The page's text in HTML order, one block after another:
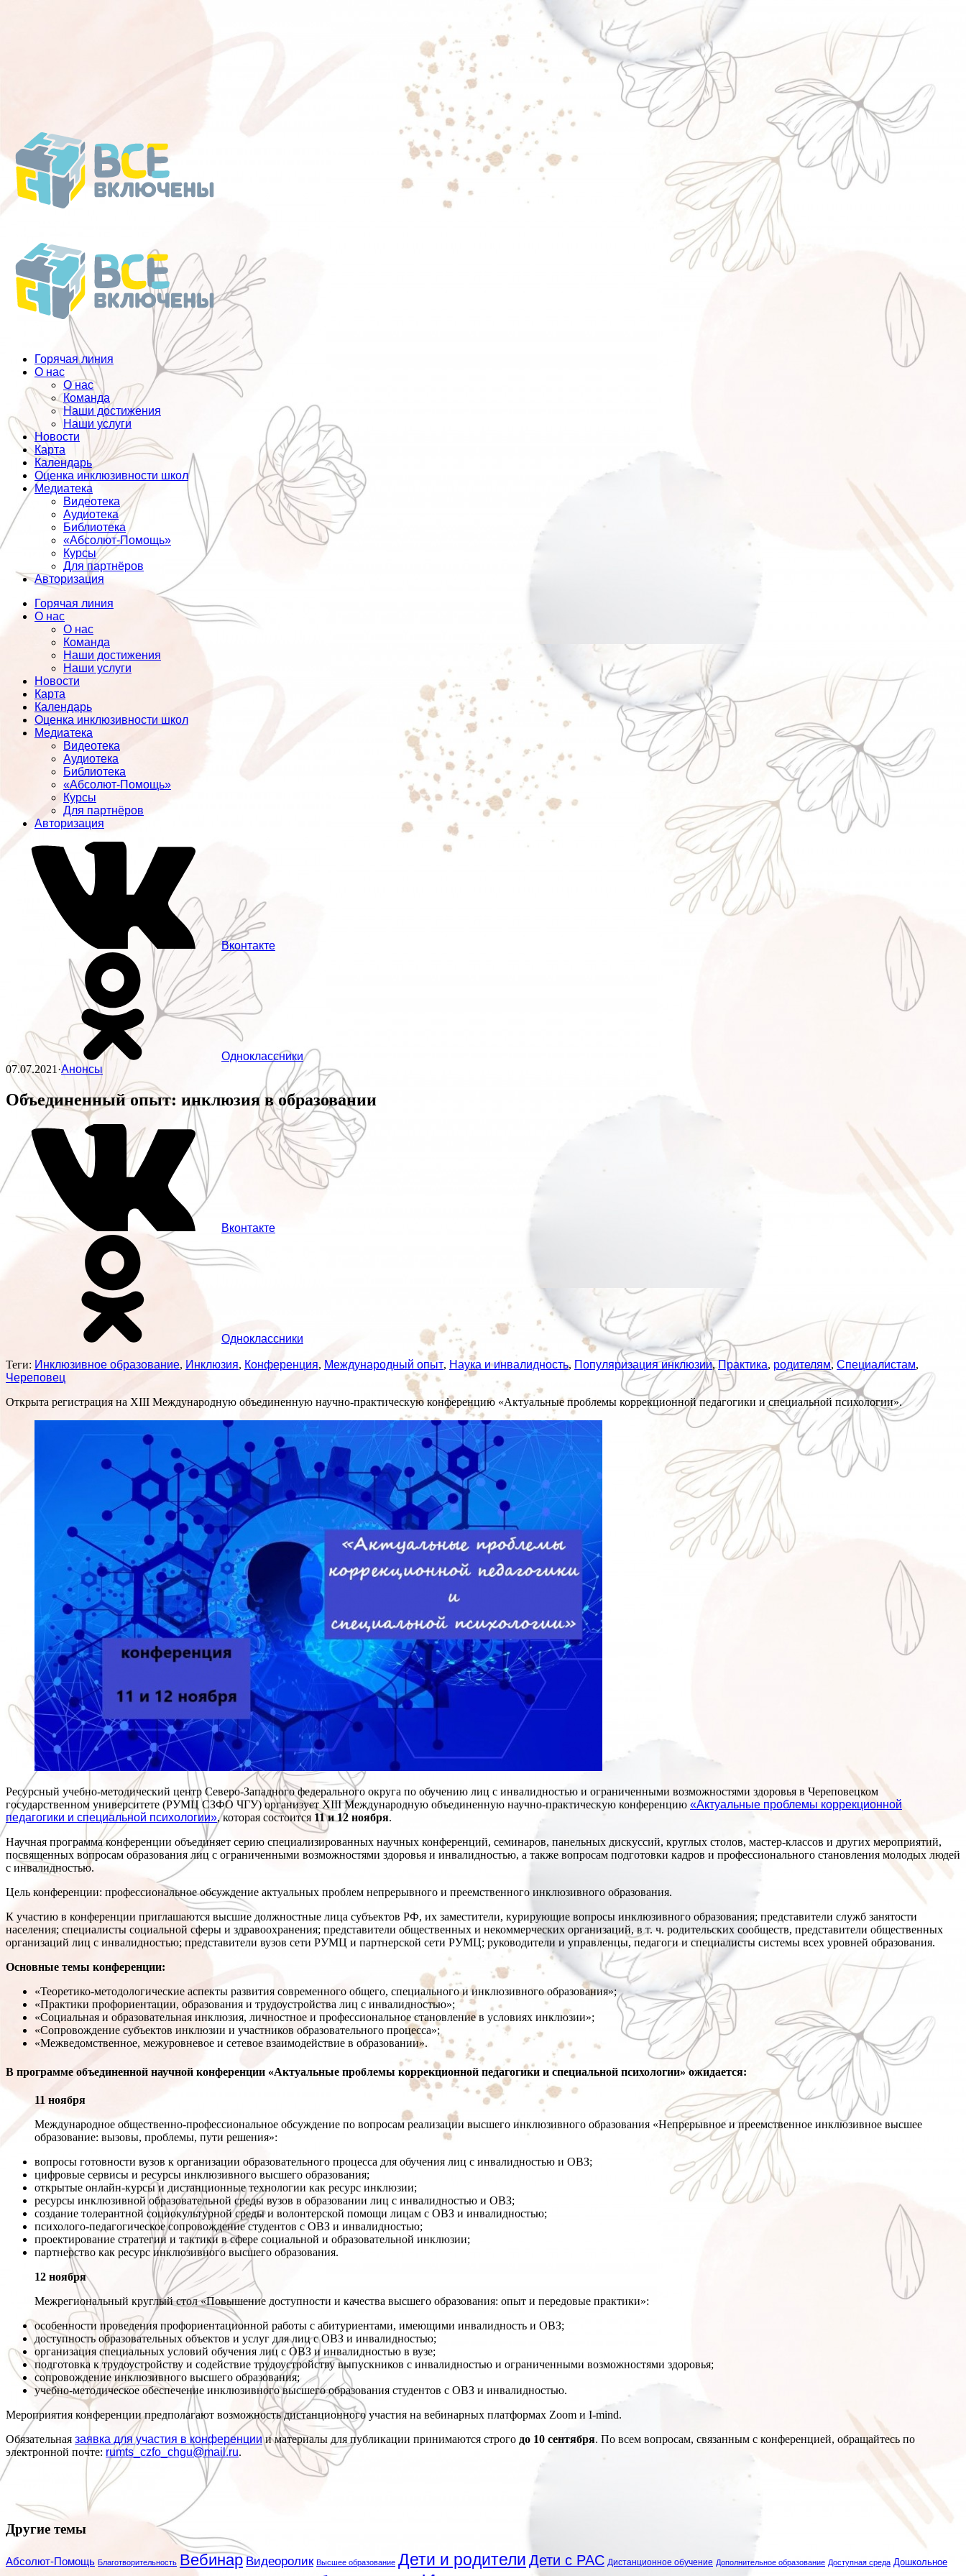
Горячая линия
О нас
О нас
Команда
Наши достижения
Наши услуги
Новости
Карта
Календарь
Оценка инклюзивности школ
Медиатека
Видеотека
Аудиотека
Библиотека
«Абсолют-Помощь»
Курсы
Для партнёров
Авторизация
Горячая линия
О нас
О нас
Команда
Наши достижения
Наши услуги
Новости
Карта
Календарь
Оценка инклюзивности школ
Медиатека
Видеотека
Аудиотека
Библиотека
«Абсолют-Помощь»
Курсы
Для партнёров
Авторизация
Вконтакте
Одноклассники
07.07.2021·Анонсы
Объединенный опыт: инклюзия в образовании
Вконтакте
Одноклассники
Теги: Инклюзивное образование, Инклюзия, Конференция, Международный опыт, Наука и инвалидность, Популяризация инклюзии,Практика, родителям, Специалистам,
Череповец
Открыта регистрация на XIII Международную объединенную научно-практическую конференцию «Актуальные проблемы коррекционной педагогики и специальной психологии».
Ресурсный учебно-методический центр Северо-Западного федерального округа по обучению лиц с инвалидностью и ограниченными возможностями здоровья в Череповецком
государственном университете (РУМЦ СЗФО ЧГУ) организует XIII Международную объединенную научно-практическую конференцию «Актуальные проблемы коррекционной
педагогики и специальной психологии», которая состоится 11 и 12 ноября.
Научная программа конференции объединяет серию специализированных научных конференций, семинаров, панельных дискуссий, круглых столов, мастер-классов и других мероприятий,
посвященных вопросам образования лиц с ограниченными возможностями здоровья и инвалидностью, а также вопросам подготовки кадров и профессионального становления молодых людей
с инвалидностью.
Цель конференции: профессиональное обсуждение актуальных проблем непрерывного и преемственного инклюзивного образования.
К участию в конференции приглашаются высшие должностные лица субъектов РФ, их заместители, курирующие вопросы инклюзивного образования; представители служб занятости
населения; специалисты социальной сферы и здравоохранения; представители общественных и некоммерческих организаций, в т. ч. родительских сообществ, представители общественных
организаций лиц с инвалидностью; представители вузов сети РУМЦ и партнерской сети РУМЦ; руководители и управленцы, педагоги и специалисты системы всех уровней образования.
Основные темы конференции:
«Теоретико-методологические аспекты развития современного общего, специального и инклюзивного образования»;
«Практики профориентации, образования и трудоустройства лиц с инвалидностью»;
«Социальная и образовательная инклюзия, личностное и профессиональное становление в условиях инклюзии»;
«Сопровождение субъектов инклюзии и участников образовательного процесса»;
«Межведомственное, межуровневое и сетевое взаимодействие в образовании».
В программе объединенной научной конференции «Актуальные проблемы коррекционной педагогики и специальной психологии» ожидается:
11 ноября
Международное общественно-профессиональное обсуждение по вопросам реализации высшего инклюзивного образования «Непрерывное и преемственное инклюзивное высшее
образование: вызовы, проблемы, пути решения»:
вопросы готовности вузов к организации образовательного процесса для обучения лиц с инвалидностью и ОВЗ;
цифровые сервисы и ресурсы инклюзивного высшего образования;
открытые онлайн-курсы и дистанционные технологии как ресурс инклюзии;
ресурсы инклюзивной образовательной среды вузов в образовании лиц с инвалидностью и ОВЗ;
создание толерантной социокультурной среды и волонтерской помощи лицам с ОВЗ и инвалидностью;
психолого-педагогическое сопровождение студентов с ОВЗ и инвалидностью;
проектирование стратегии и тактики в сфере социальной и образовательной инклюзии;
партнерство как ресурс инклюзивного высшего образования.
12 ноября
Межрегиональный круглый стол «Повышение доступности и качества высшего образования: опыт и передовые практики»:
особенности проведения профориентационной работы с абитуриентами, имеющими инвалидность и ОВЗ;
доступность образовательных объектов и услуг для лиц с ОВЗ и инвалидностью;
организация специальных условий обучения лиц с ОВЗ и инвалидностью в вузе;
подготовка к трудоустройству и содействие трудоустройству выпускников с инвалидностью и ограниченными возможностями здоровья;
сопровождение инклюзивного высшего образования;
учебно-методическое обеспечение инклюзивного высшего образования студентов с ОВЗ и инвалидностью.
Мероприятия конференции предполагают возможность дистанционного участия на вебинарных платформах Zoom и I-mind.
Обязательная заявка для участия в конференциии материалы для публикации принимаются строго до 10 сентября. По всем вопросам, связанным с конференцией, обращайтесь по
электронной почте: rumts_czfo_chgu@mail.ru.
Другие темы
Абсолют-Помощь Благотворительность Вебинар Видеоролик Высшее образование Дети и родители Дети с РАС Дистанционное обучение Дополнительное образование Доступная среда Дошкольное